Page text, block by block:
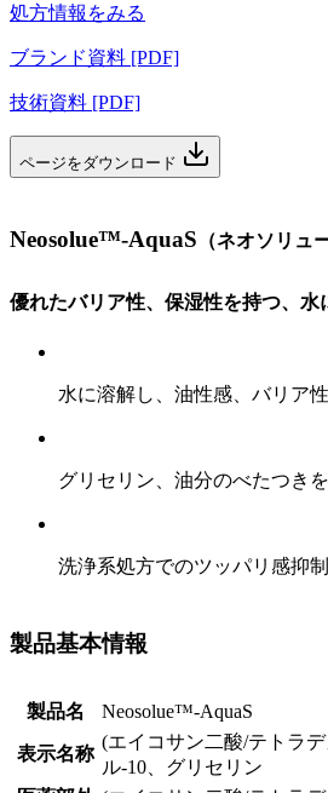
処方情報をみる
ブランド資料 [PDF]
技術資料 [PDF]
ページをダウンロード
Neosolue™-AquaS （ネオソリュ
優れたバリア性、保湿性を持つ、水
水に溶解し、油性感、バリア
グリセリン、油分のべたつき
洗浄系処方でのツッパリ感抑制
製品基本情報
製品名 Neosolue™-AquaS
表示名称
(エイコサン二酸/テトラ
ル-10、グリセリン